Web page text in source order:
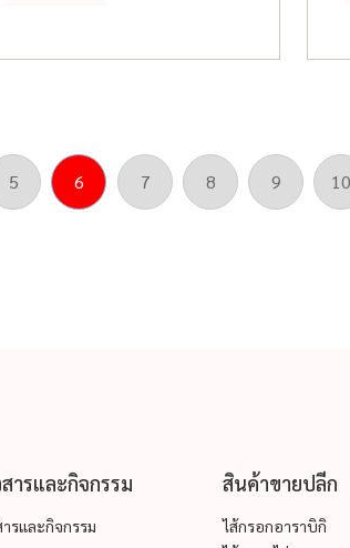
หวัดพระนครศรีอยุธยา ซึ่งบริษัท
5 6 7 8 9 10
ารและกิจกรรม
รและกิจกรรม
สินค้าขายปลีก
ไส้กรอกอาราบิกิ